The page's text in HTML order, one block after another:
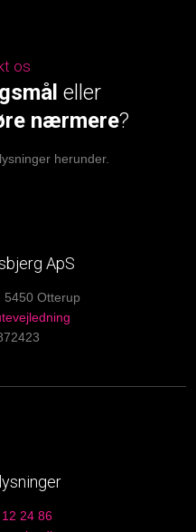
os
eller
nærmere?
herunder.
ApS
5450 Otterup
24 86